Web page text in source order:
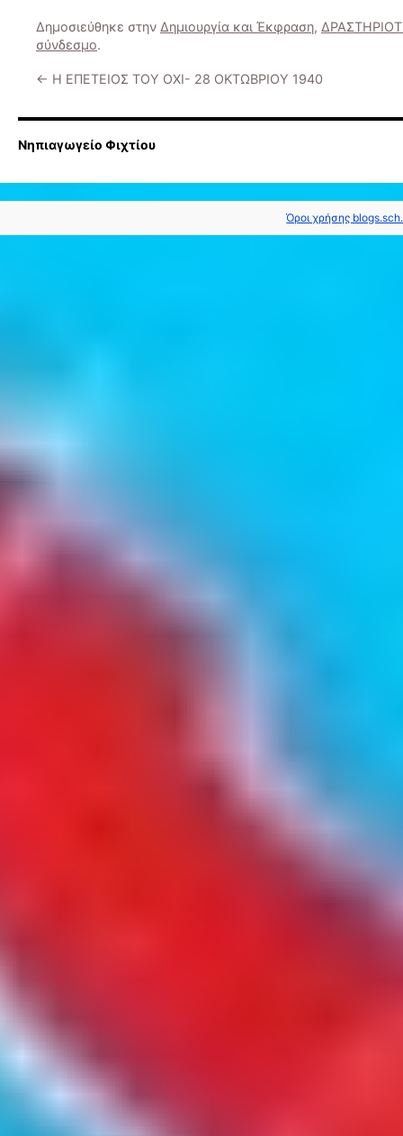
Δημοσιεύθηκε στην Δημιουργία και Έκφραση,
σύνδεσμο.
← Η ΕΠΕΤΕΙΟΣ ΤΟΥ ΟΧΙ- 28 ΟΚΤΩΒΡΙΟΥ 1940
Νηπιαγωγείο Φιχτίου
Όροι χρήσης